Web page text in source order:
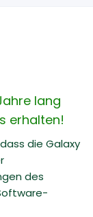
lang
erhalten!
die Galaxy
des